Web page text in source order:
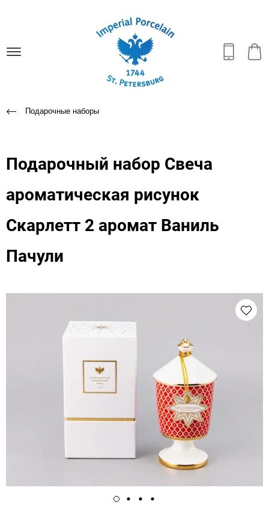
Подарочные наборы
Подарочный набор Свеча
ароматическая рисунок
Скарлетт 2 аромат Ваниль
Пачули